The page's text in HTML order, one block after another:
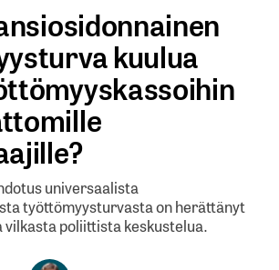
kuulua
universaalista
työttömyysturvasta on herättänyt
vilkasta poliittista keskustelua.